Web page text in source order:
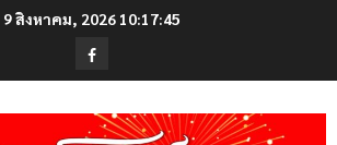
9 สิงหาคม, 2026 10:17:47
Facebook